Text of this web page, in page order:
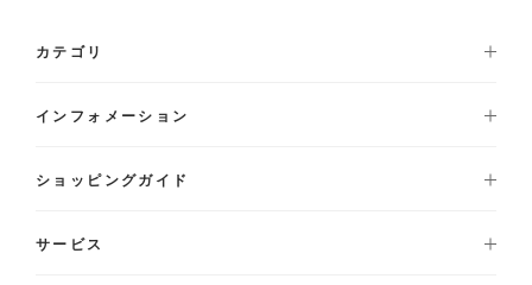
カテゴリ
インフォメーション
ショッピングガイド
サービス